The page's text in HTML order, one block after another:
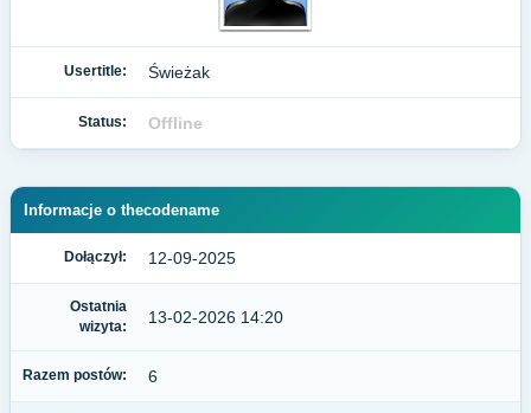
Usertitle: Świeżak
Status: Offline
Informacje o thecodename
Dołączył: 12-09-2025
Ostatnia
wizyta:
13-02-2026 14:20
Razem postów: 6